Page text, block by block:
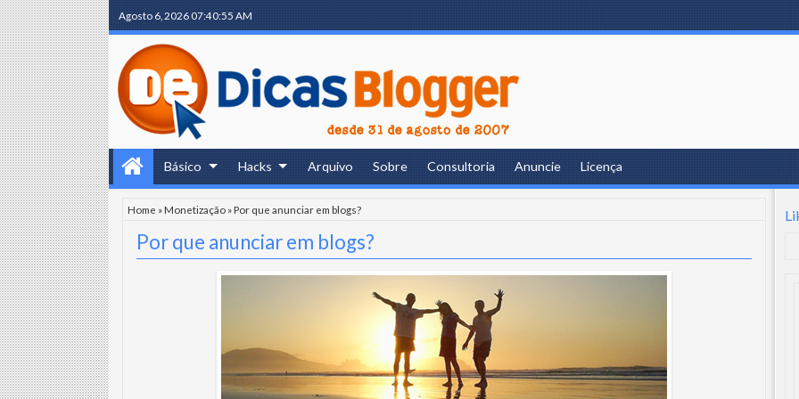
Agosto 6, 202607:40:56 AM
Básico Hacks Arquivo Sobre Consultoria Anuncie Licença
Home »Monetização »Por que anunciar em blogs?
Por que anunciar em blogs?